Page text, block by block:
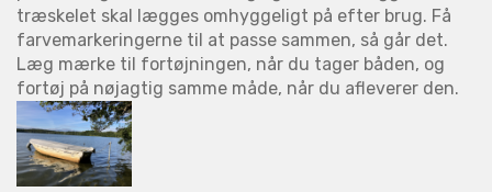
træskelet skal lægges omhyggeligt på efter brug. Få
farvemarkeringerne til at passe sammen, så går det.
Læg mærke til fortøjningen, når du tager båden, og
fortøj på nøjagtig samme måde, når du afleverer den.